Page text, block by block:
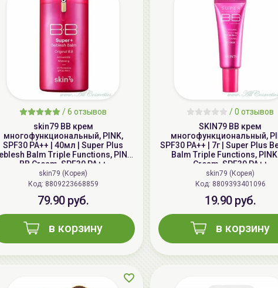
/6 отзывов
skin79 ВВ крем
многофункциональный, PINK,
SPF30 PA++ | 40мл | Super Plus
Balm Triple Functions, PINK
BB Cream, SPF30 PA++
skin79 (Корея)
Код: 8809223668859
79.90 руб.
в корзину
/0 отзывов
SKIN79 ВВ крем
многофункциональный,
SPF30 PA++ | 7г | Super Plus
Balm Triple Functions, PINK
Cream, SPF30 PA++
skin79 (Корея)
Код: 8809393401096
19.90 руб.
в корзину